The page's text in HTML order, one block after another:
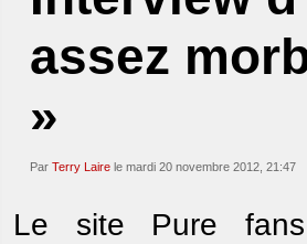
assez
»
Par Terry Laire le mardi 20 novembre 2012, 21:47
Le site Pure